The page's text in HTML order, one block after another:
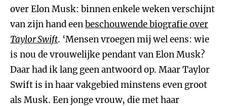
over Elon Musk: binnen enkele weken verschijnt
van zijn hand eenbeschouwende biografie over
Taylor Swift. ‘Mensen vroegen mij wel eens: wie
is nou de vrouwelijke pendant van Elon Musk?
Daar had ik lang geen antwoord op. Maar Taylor
Swift is in haar vakgebied minstens even groot
als Musk. Een jonge vrouw, die met haar